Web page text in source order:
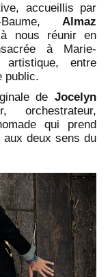
accueillis par
, Almaz
nous réunir en
à Marie-
artistique, entre
public.
de Jocelyn
orchestrateur,
qui prend
aux deux sens du